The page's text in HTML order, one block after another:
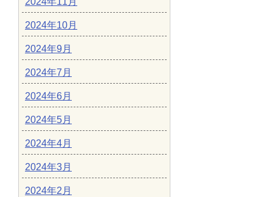
2024年10月
2024年9月
2024年7月
2024年6月
2024年5月
2024年4月
2024年3月
2024年2月